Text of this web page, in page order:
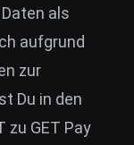
als
aufgrund
zur
Du in den
zu GET Pay